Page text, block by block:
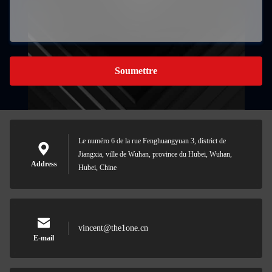
Soumettre
Address
Le numéro 6 de la rue Fenghuangyuan 3, district de
Jiangxia, ville de Wuhan, province du Hubei, Wuhan,
Hubei, Chine
E-mail
vincent@the1one.cn